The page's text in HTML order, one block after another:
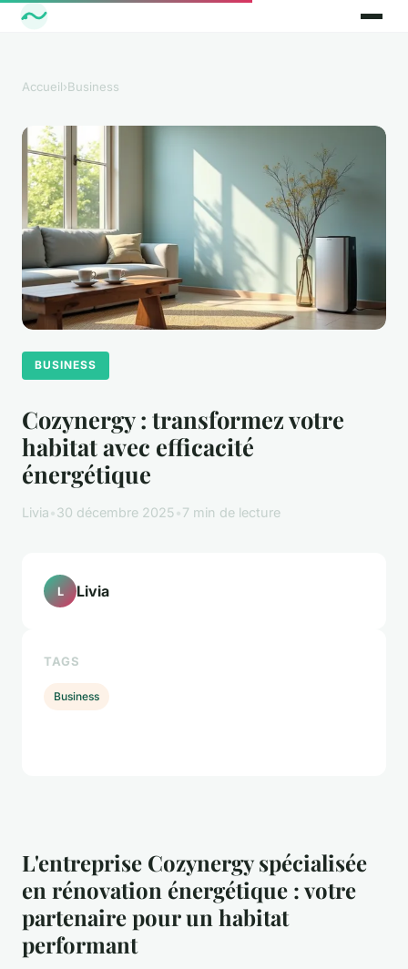
Accueil›Business
BUSINESS
Cozynergy : transformez votre
habitat avec efficacité
énergétique
Livia•30 décembre 2025•7 min de lecture
L'entreprise Cozynergy spécialisée
en rénovation énergétique : votre
partenaire pour un habitat
performant
L Livia
TAGS
Business